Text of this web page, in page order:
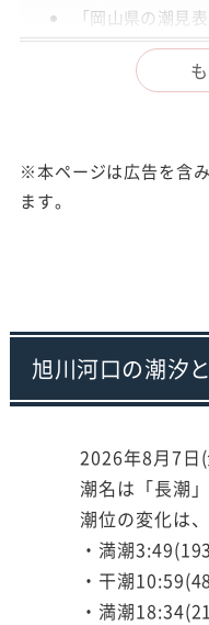
「岡山県の潮見
※本ページは広告を含
ます。
旭川河口の潮汐
2026年8月7日(
潮名は「長潮」
潮位の変化は、
・満潮
・干潮
・満潮